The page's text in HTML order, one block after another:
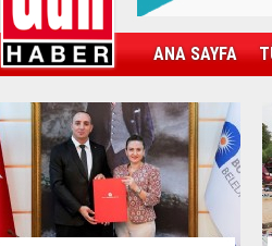
ANA SAYFA
KAMPÜS SPOR GÜN'ÜN ÜRÜNÜ